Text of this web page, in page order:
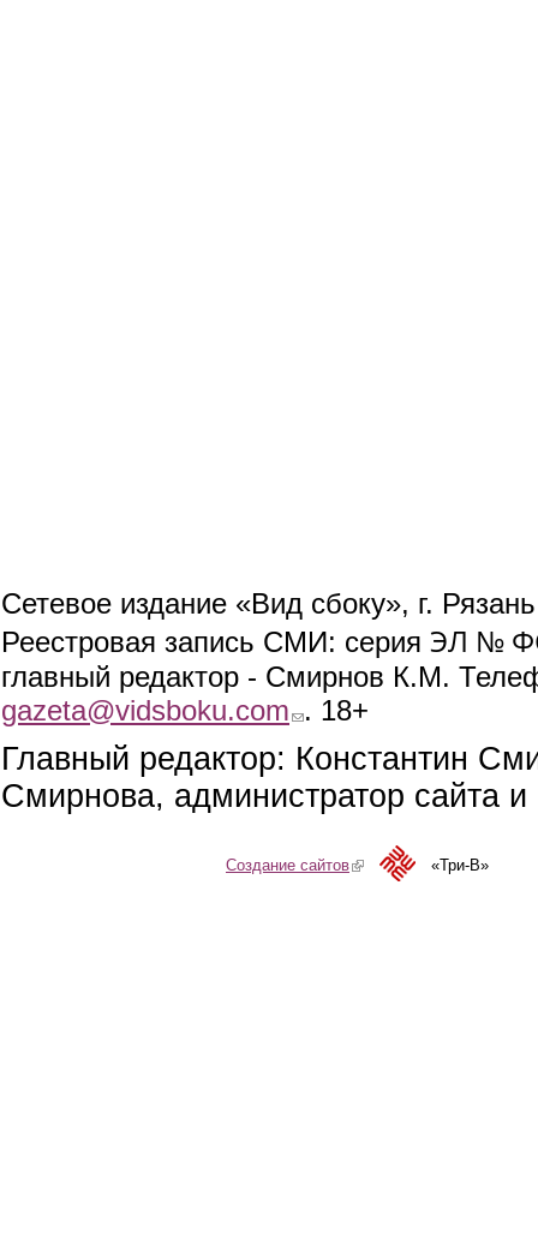
Сетевое издание «Вид сбоку», г.
Реестровая запись СМИ: серия ЭЛ №
главный редактор - Смирнов К.М.
gazeta@vidsboku.com (link sends e-mail)
. 18+
Главный редактор: Константин
Смирнова, администратор сайта
Создание сайтов(link is external)«Три-В»